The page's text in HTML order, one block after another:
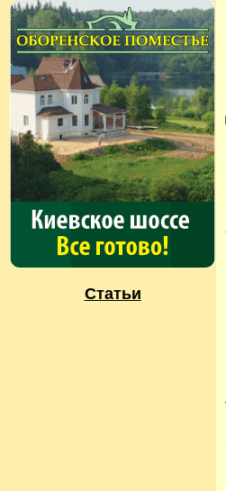
Статьи